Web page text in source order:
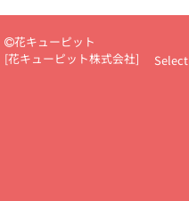
ール
新築引っ越し祝いコラム
場上司や先輩へ贈るお祝い花
花キューピット
[花キューピット株式会社]